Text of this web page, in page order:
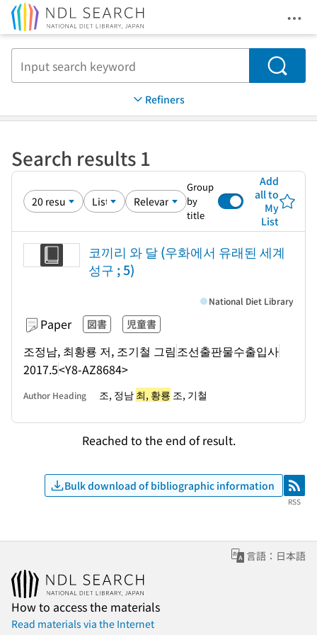
Search
Refiners
Search results 1
Group
by
title
Add
all to
My
List
코끼리 와 달 (우화에서 유래된 세계
성구 ; 5)
Paper 図書 児童書
조정남, 최황룡 저, 조기철 그림조선출판물수출입사
2017.5<Y8-AZ8684>
National Diet Library
Author Heading 조, 정남 최, 황룡 조, 기철
Reached to the end of result.
Bulk download of bibliographic information RSS
RSS
言語：日本語
How to access the materials
Read materials via the Internet